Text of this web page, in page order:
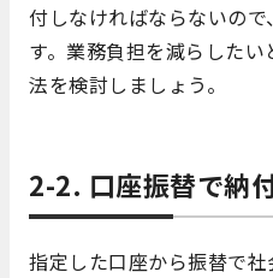
付しなければならないの
す。業務負担を減らした
法を検討しましょう。
2-2. 口座振替で納
指定した口座から振替で